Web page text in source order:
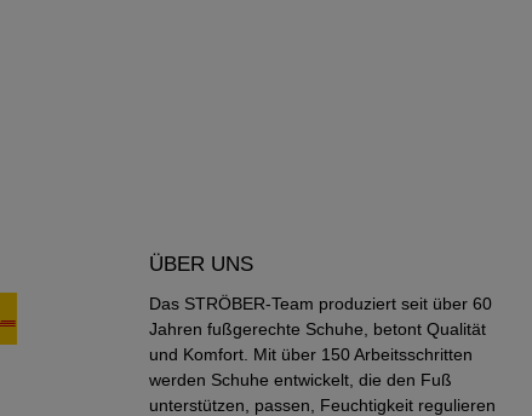
ÜBER UNS
Das STRÖBER-Team produziert seit über 60
Jahren fußgerechte Schuhe, betont Qualität
und Komfort. Mit über 150 Arbeitsschritten
werden Schuhe entwickelt, die den Fuß
unterstützen, passen, Feuchtigkeit regulieren